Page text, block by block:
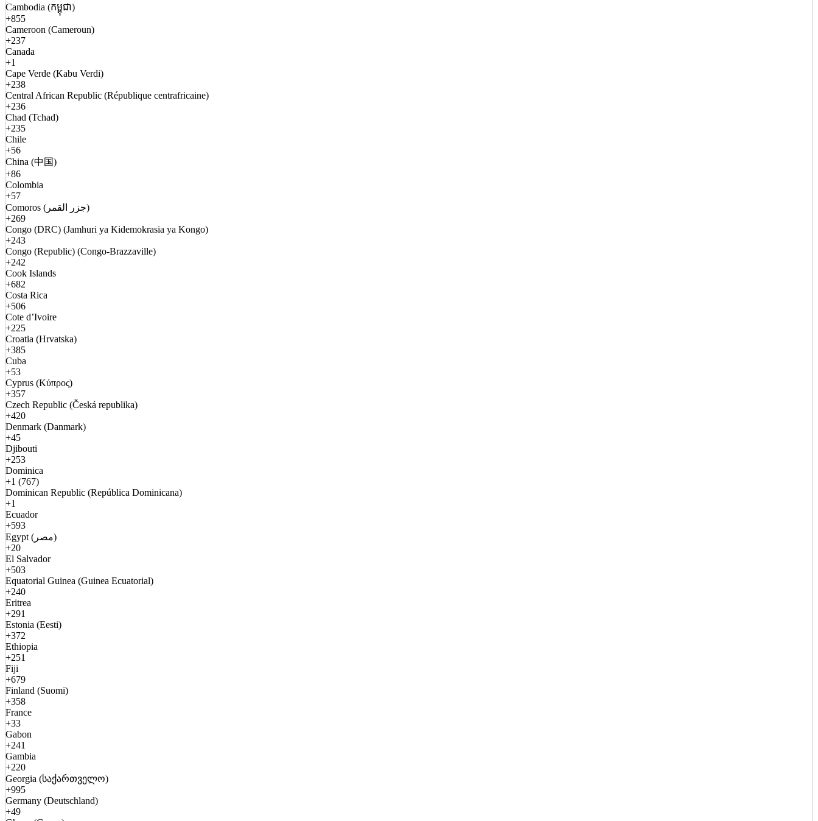
Cambodia (កម្ពុជា)
+855
Cameroon (Cameroun)
+237
Canada
+1
Cape Verde (Kabu Verdi)
+238
Central African Republic (République centrafricaine)
+236
Chad (Tchad)
+235
Chile
+56
China (中国)
+86
Colombia
+57
Comoros (جزر القمر)
+269
Congo (DRC) (Jamhuri ya Kidemokrasia ya Kongo)
+243
Congo (Republic) (Congo-Brazzaville)
+242
Cook Islands
+682
Costa Rica
+506
Cote d’Ivoire
+225
Croatia (Hrvatska)
+385
Cuba
+53
Cyprus (Κύπρος)
+357
Czech Republic (Česká republika)
+420
Denmark (Danmark)
+45
Djibouti
+253
Dominica
+1 (767)
Dominican Republic (República Dominicana)
+1
Ecuador
+593
Egypt (مصر)
+20
El Salvador
+503
Equatorial Guinea (Guinea Ecuatorial)
+240
Eritrea
+291
Estonia (Eesti)
+372
Ethiopia
+251
Fiji
+679
Finland (Suomi)
+358
France
+33
Gabon
+241
Gambia
+220
Georgia (საქართველო)
+995
Germany (Deutschland)
+49